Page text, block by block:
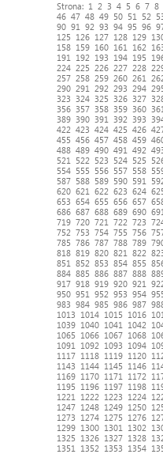
Strona: 1 2 3 4 5 6 7 8
46 47 48 49 50 51 52
90 91 92 93 94 95 96
125
126 127 128 129
158 159 160 161 162
191
192 193 194 195
224 225 226 227 228
257 258 259 260 261
290 291 292 293 294
323
324 325 326 327
356 357 358 359 360 361
389 390 391 392 393
422 423 424 425 426
455 456 457 458 459
488 489 490 491 492
521
522 523 524 525
554 555 556 557 558
587 588 589 590 591
620 621 622 623 624
653 654 655 656 657
686 687 688 689 690 691
719 720 721 722 723
752 753 754 755 756
785 786 787 788 789
818 819 820 821 822
851
852 853 854 855
884 885 886 887 888
917 918 919 920 921
950 951 952 953 954
983 984 985 986 987
1013
1014 1015 1016
1039 1040 1041 1042
1065
1066 1067 1068
1091
1092 1093 1094
1117 1118 1119 1120
1143
1144 1145 1146
1169 1170 1171 1172
1195
1196 1197 1198
1221
1222 1223 1224
1247 1248 1249 1250
1273
1274 1275 1276
1299 1300 1301 1302
1325
1326 1327 1328
1351
1352 1353 1354